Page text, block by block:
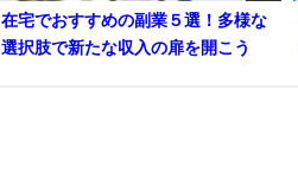
在宅でおすすめの副業５選！多様な
選択肢で新たな収入の扉を開こう